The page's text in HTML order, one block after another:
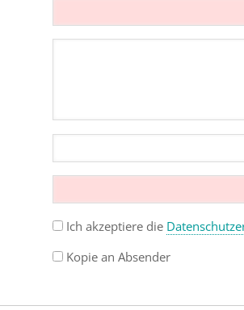
Ich akzeptiere die
Kopie an Absender